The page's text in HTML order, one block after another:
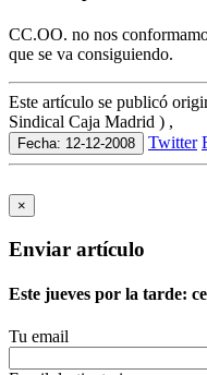
CC.OO. no nos
que se va consiguiendo.
Este artículo se publicó
Sindical Caja Madrid ) ,
Fecha: 12-12-2008 Twitter
×
Enviar artículo
Este jueves por la tarde:
Tu email